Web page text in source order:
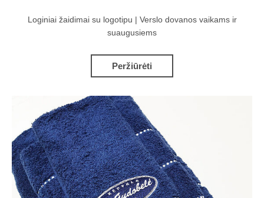
Loginiai žaidimai su logotipu | Verslo dovanos vaikams ir
suaugusiems
Peržiūrėti